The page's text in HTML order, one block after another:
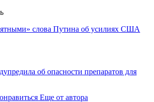
слова Путина об усилиях США
об опасности препаратов для
Еще от автора